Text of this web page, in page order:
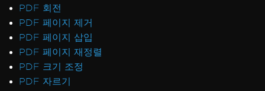
PDF 회전
PDF 페이지 제거
PDF 페이지 삽입
PDF 페이지 재정렬
PDF 크기 조정
PDF 자르기